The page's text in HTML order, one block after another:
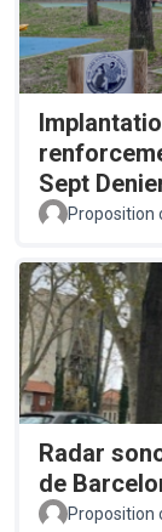
Sept
Proposition
Radar
de
Proposition